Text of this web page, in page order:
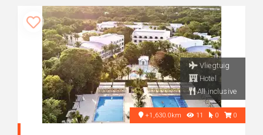
Vliegtuig
Hotel
All inclusive
+1,630.0km 11 0 0